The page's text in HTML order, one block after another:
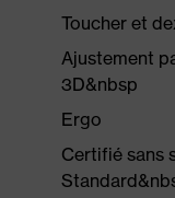
Toucher et
Ajustement
3D&nbsp
Ergo
Certifié sans